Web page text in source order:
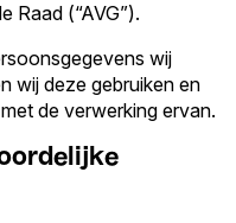
Raad (“AVG”).
wij
wij deze gebruiken en
de verwerking ervan.